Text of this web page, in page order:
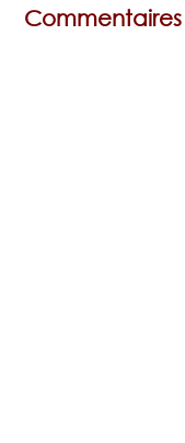
Commentaires